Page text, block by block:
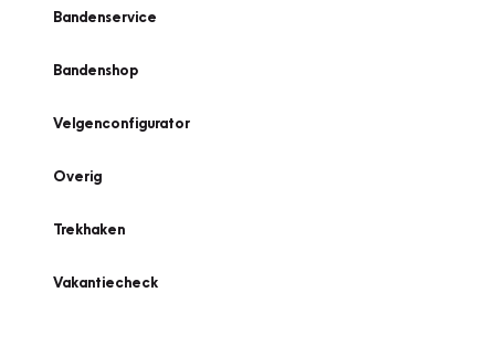
Bandenservice
Bandenshop
Velgenconfigurator
Overig
Trekhaken
Vakantiecheck